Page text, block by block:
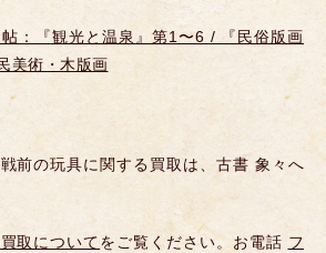
：『観光と温泉』第1〜6 / 『民俗版画
美術・木版画
前の玩具に関する買取は、古書 象々へ
取についてをご覧ください。お電話 フ